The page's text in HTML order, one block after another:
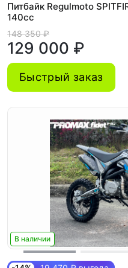
Питбайк Regulmoto
140cc
148 350 ₽
129 000 ₽
Быстрый заказ
В наличии